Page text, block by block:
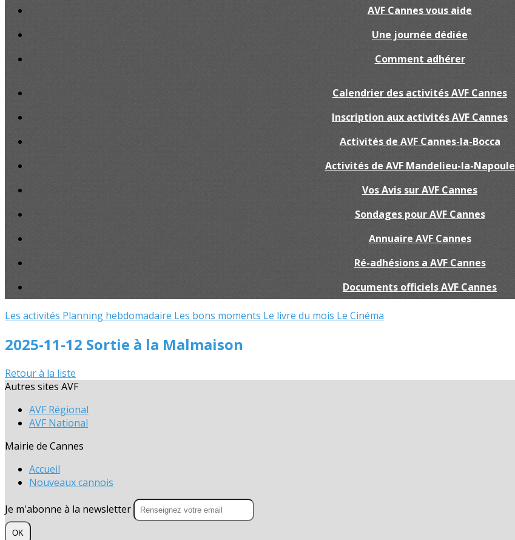
AVF Cannes vous aide
Une journée dédiée
Comment adhérer
Calendrier des activités AVF Cannes
Inscription aux activités AVF Cannes
Activités de AVF Cannes-la-Bocca
Activités de AVF Mandelieu-la-Napoule
Vos Avis sur AVF Cannes
Sondages pour AVF Cannes
Annuaire AVF Cannes
Ré-adhésions a AVF Cannes
Documents officiels AVF Cannes
Les activités Planning hebdomadaire Les bons moments Le livre du mois Le Cinéma
2025-11-12 Sortie à la Malmaison
Retour à la liste
Autres sites AVF
AVF Régional
AVF National
Mairie de Cannes
Accueil
Nouveaux cannois
Je m'abonne à la newsletter
OK